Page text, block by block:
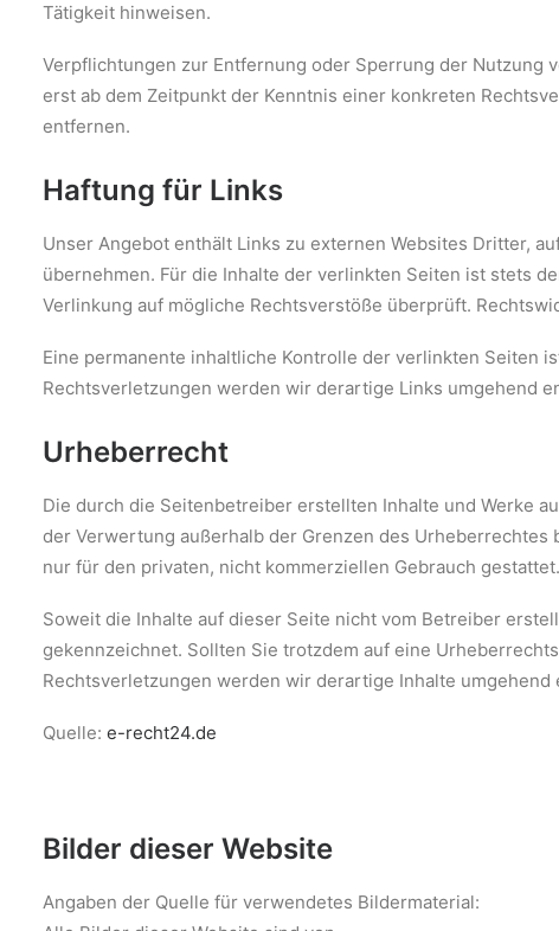
Tätigkeit hinweisen.
Verpflichtungen zur Entfernung oder Sperrung der Nutzung
erst ab dem Zeitpunkt der Kenntnis einer konkreten
entfernen.
Haftung für Links
Unser Angebot enthält Links zu externen Websites Dritter,
übernehmen. Für die Inhalte der verlinkten Seiten ist stets
Verlinkung auf mögliche Rechtsverstöße überprüft.
Eine permanente inhaltliche Kontrolle der verlinkten Seiten
Rechtsverletzungen werden wir derartige Links umgehend
Urheberrecht
Die durch die Seitenbetreiber erstellten Inhalte und Werke
der Verwertung außerhalb der Grenzen des
nur für den privaten, nicht kommerziellen Gebrauch gestattet.
Soweit die Inhalte auf dieser Seite nicht vom Betreiber
gekennzeichnet. Sollten Sie trotzdem auf eine
Rechtsverletzungen werden wir derartige Inhalte umgehend
Quelle: e-recht24.de
Bilder dieser Website
Angaben der Quelle für verwendetes Bildermaterial: